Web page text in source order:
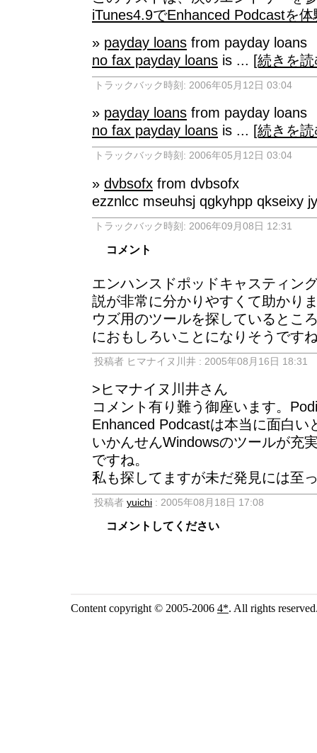
iTunes4.9でEnhanced Podcastを
» payday loans from payday loans
no fax payday loans is ... [続きを
トラックバック時刻: 2006年05月12日 03:04
» payday loans from payday loans
no fax payday loans is ... [続きを
トラックバック時刻: 2006年05月12日 03:04
» dvbsofx from dvbsofx
ezznlcc mseuhsj qgkyhpp qkseixy
トラックバック時刻: 2006年09月08日 12:31
コメント
エンハンスドポッドキャスティン
説が非常に分かりやすくて助かり
ウズ用のツールを探しているとこ
におもしろいことになりそうです
投稿者 ヒマナイヌ川井 : 2005年08月16日 18:31
>ヒマナイヌ川井さん
コメント有り難う御座います。
Enhanced Podcastは本当に面白い
いかんせんWindowsのツールが充
ですね。
私も探してますが未だ発見には至
投稿者 yuichi : 2005年08月18日 17:08
コメントしてください
Content copyright © 2005-2006 4*. All rights